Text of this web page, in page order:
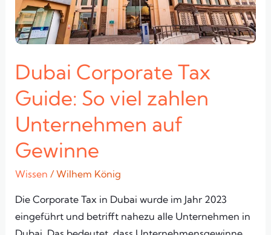
Dubai Corporate Tax
Guide: So viel zahlen
Unternehmen auf
Gewinne
Wissen /Wilhem König
Die Corporate Tax in Dubai wurde im Jahr 2023
eingeführt und betrifft nahezu alle Unternehmen in
Unternehmen
auf
Gewinne